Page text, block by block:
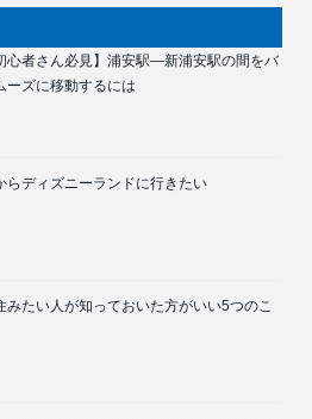
心者さん必見】浦安駅―新浦安駅の間をバ
ーズに移動するには
らディズニーランドに行きたい
みたい人が知っておいた方がいい5つのこ